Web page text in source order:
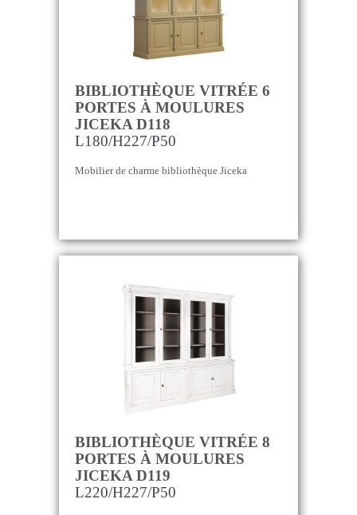
BIBLIOTHÈQUE VITRÉE 6
PORTES À MOULURES
JICEKA D118
L180/H227/P50
Mobilier de charme bibliothèque Jiceka
BIBLIOTHÈQUE VITRÉE 8
PORTES À MOULURES
JICEKA D119
L220/H227/P50